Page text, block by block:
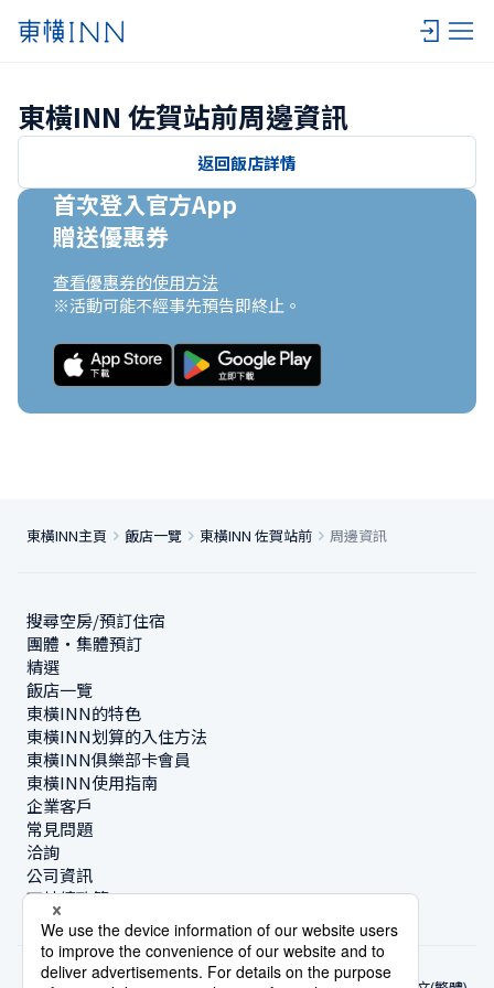
東橫INN 佐賀站前周邊資訊
返回飯店詳情
首次登入官方App
贈送優惠券
查看優惠券的使用方法
※活動可能不經事先預告即終止。
東橫INN主頁 飯店一覽 東橫INN 佐賀站前 周邊資訊
搜尋空房/預訂住宿
團體・集體預訂
精選
飯店一覽
東橫INN的特色
東橫INN划算的入住方法
東橫INN俱樂部卡會員
東橫INN使用指南
企業客戶
常見問題
洽詢
公司資訊
可持續政策